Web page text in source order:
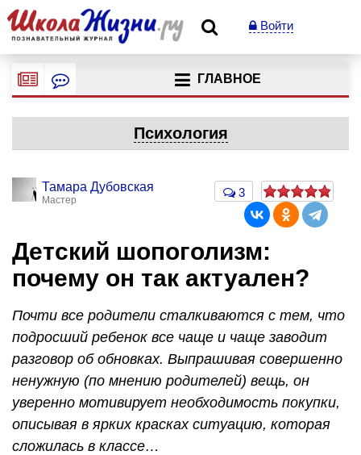
Войти
ГЛАВНОЕ
Психология
Тамара Дубовская
Мастер
3
Детский шопоголизм:
почему он так актуален?
Почти все родители сталкиваются с тем, что
подросший ребенок все чаще и чаще заводит
разговор об обновках. Выпрашивая совершенно
ненужную (по мнению родителей) вещь, он
уверенно мотивирует необходимость покупки,
описывая в ярких красках ситуацию, которая
сложилась в классе…